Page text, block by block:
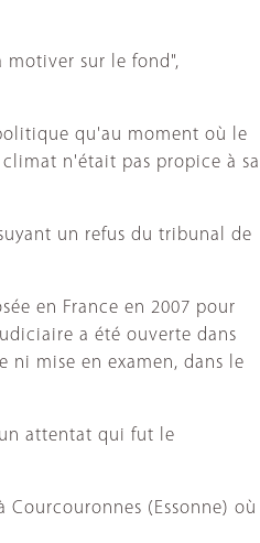
motiver sur le fond",
qu'au moment où le
n'était pas propice à sa
un refus du tribunal de
en France en 2007 pour
a été ouverte dans
ni mise en examen, dans le
attentat qui fut le
(Essonne) où